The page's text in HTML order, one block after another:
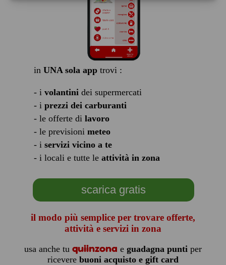
in UNA sola apptrovi :
- i volantinidei supermercati
- i prezzi dei carburanti
- le offerte di lavoro
- le previsioni meteo
- i servizi vicino a te
- i locali e tutte le attività in zona
scarica gratis
il modo più semplice per trovare offerte,
attività e servizi in zona
usa anche tu quiinzona e guadagna puntiper
ricevere buoni acquisto e gift card